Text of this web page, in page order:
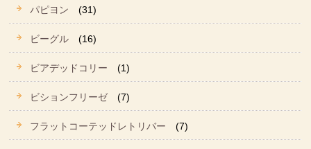
パピヨン (31)
ビーグル (16)
ビアデッドコリー (1)
ビションフリーゼ (7)
フラットコーテッドレトリバー (7)